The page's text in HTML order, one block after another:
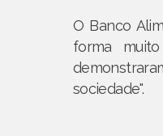
O Banco
forma
sociedade".